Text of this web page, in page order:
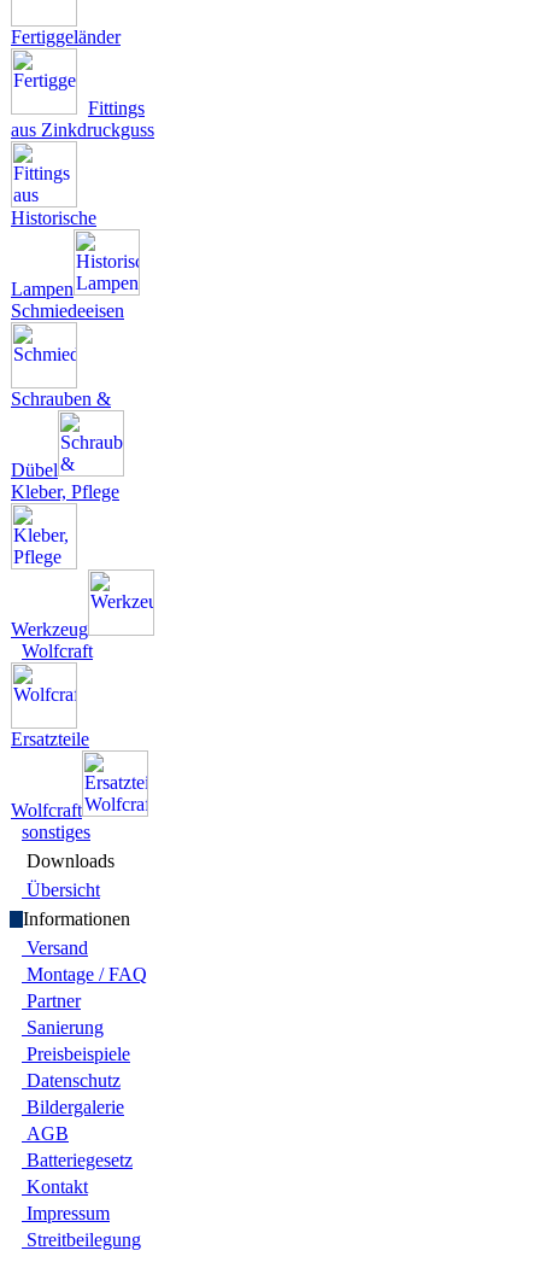
Fertiggeländer
Fittings
aus Zinkdruckguss
Historische
Lampen
Schmiedeeisen
Schrauben &
Dübel
Kleber, Pflege
Werkzeug
Wolfcraft
Ersatzteile
Wolfcraft
sonstiges
Downloads
Übersicht
Infor­ma­tionen
Versand
Montage / FAQ
Partner
Sanie­rung
Preis­beispiele
Daten­schutz
Bilder­galerie
AGB
Batte­rie­gesetz
Kontakt
Impres­sum
Streit­bei­legung